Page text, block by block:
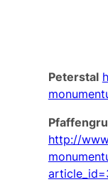
Peterstal
http://